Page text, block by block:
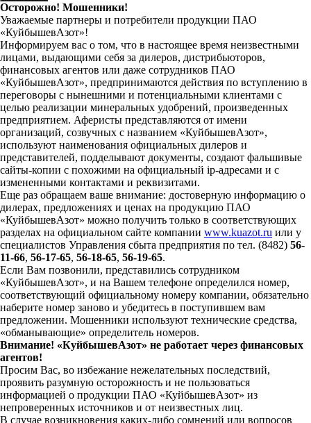
Осторожно! Мошенники!
Уважаемые партнеры и потребители продукции ПАО
«КуйбышевАзот»!
Информируем вас о том, что в настоящее время неизвестными
лицами, выдающими себя за дилеров, дистрибьюторов,
финансовых агентов или даже сотрудников ПАО
«КуйбышевАзот», предпринимаются действия по вступлению в
переговоры с нынешними и потенциальными клиентами с
целью реализации минеральных удобрений, произведенных
предприятием. Аферисты представляются от имени
организаций, созвучных с названием «КуйбышевАзот»,
используют наименования официальных дилеров и
представителей, подделывают документы, создают фальшивые
сайты-копии с похожими на официальный ip-адресами и с
измененными контактами и реквизитами.
Еще раз обращаем ваше внимание: достоверную информацию о
дилерах, предложениях и ценах на продукцию ПАО
«КуйбышевАзот» можно получить только в соответствующих
разделах на официальном сайте компании www.kuazot.ru или у
специалистов Управления сбыта предприятия по тел. (8482) 56-
11-66, 56-17-65, 56-18-65, 56-19-65.
Если Вам позвонили, представились сотрудником
«КуйбышевАзот», и на Вашем телефоне определился номер,
соответствующий официальному номеру компании, обязательно
наберите номер заново и убедитесь в поступившем вам
предложении. Мошенники используют технические средства,
«обманывающие» определитель номеров.
Внимание! «КуйбышевАзот» не работает через финансовых
агентов!
Просим Вас, во избежание нежелательных последствий,
проявить разумную осторожность и не пользоваться
информацией о продукции ПАО «КуйбышевАзот» из
непроверенных источников и от неизвестных лиц.
В случае возникновения каких-либо сомнений или вопросов